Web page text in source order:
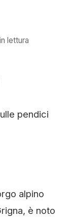
lettura
pendici
alpino
è noto